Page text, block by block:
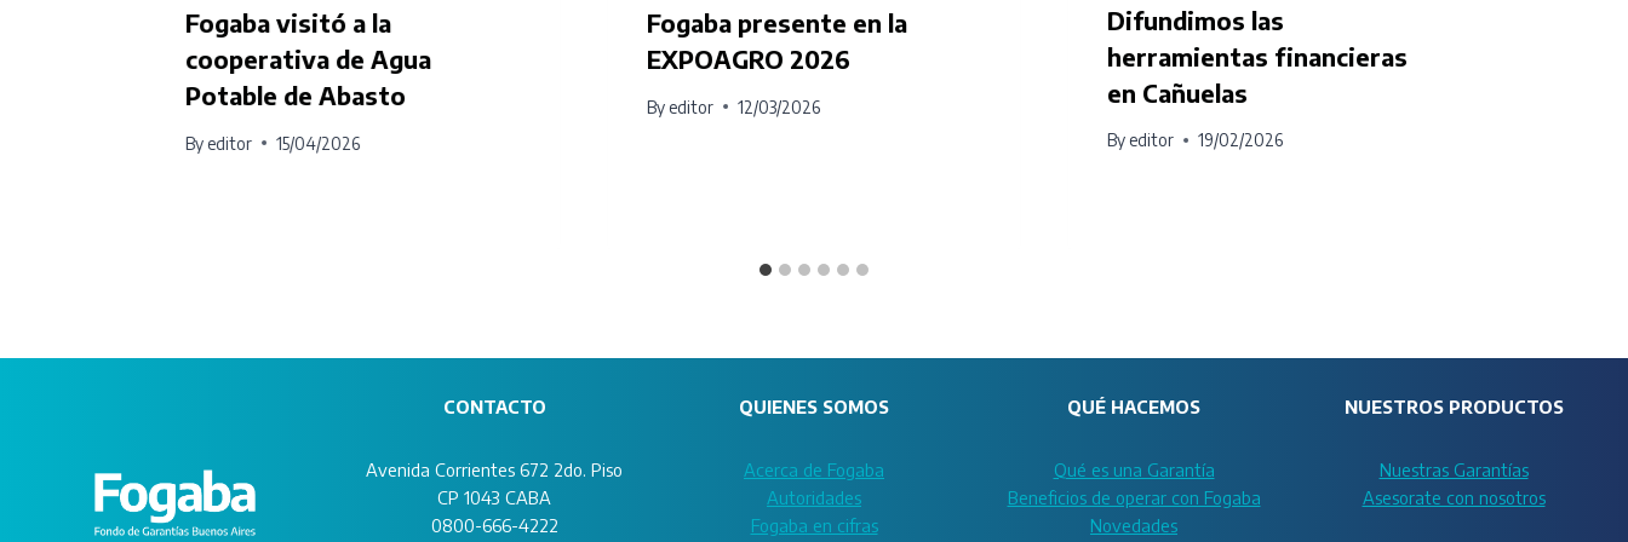
Fogaba visitó a la
cooperativa de Agua
Potable de Abasto
By editor 15/04/2026
Fogaba presente en la
EXPOAGRO 2026
By editor 12/03/2026
Difundimos las
herramientas financieras
en Cañuelas
By editor 19/02/2026
CONTACTO
Avenida Corrientes 672 2do. Piso
CP 1043 CABA
0800-666-4222
QUIENES SOMOS
Acerca de Fogaba
Autoridades
Fogaba en cifras
QUÉ HACEMOS
Qué es una Garantía
Beneficios de operar con Fogaba
Novedades
NUESTROS PRODUCTOS
Nuestras Garantías
Asesorate con nosotros